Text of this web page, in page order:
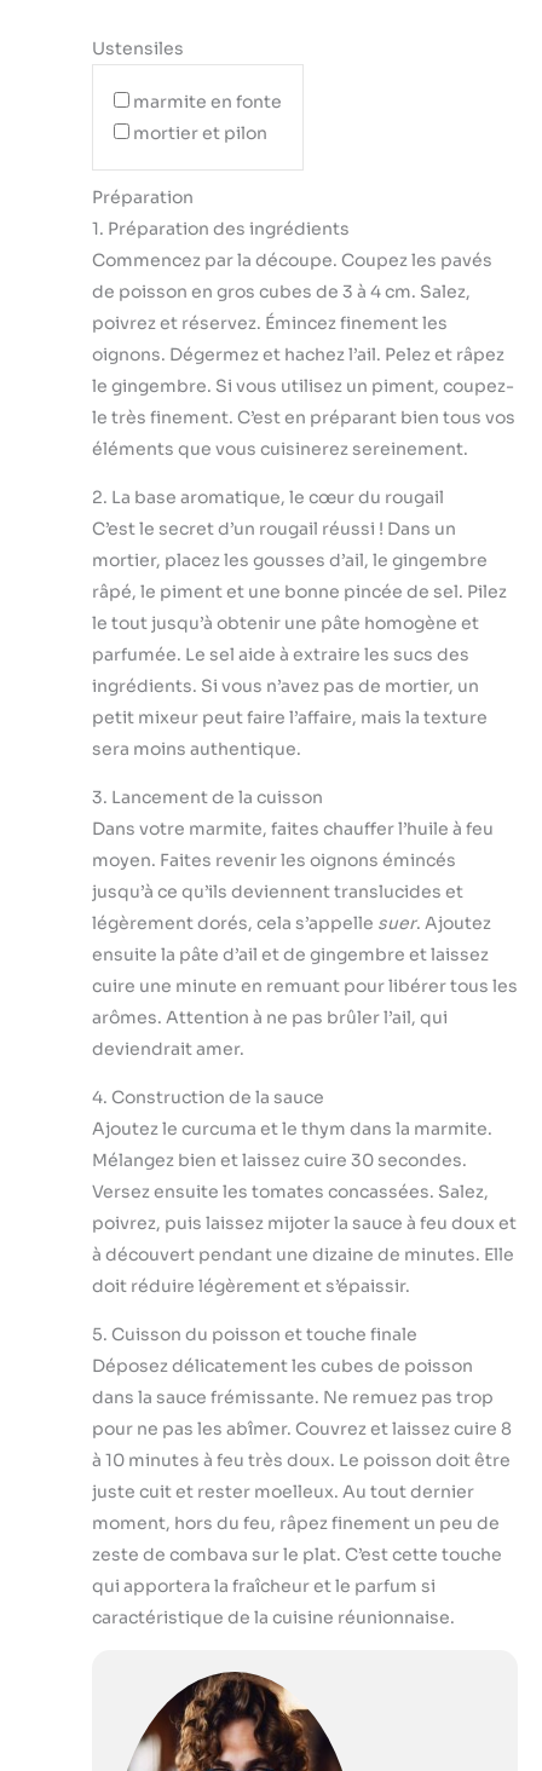
Ustensiles
marmite en fonte
mortier et pilon
Préparation
1. Préparation des ingrédients
Commencez par la découpe. Coupez les pavés
de poisson en gros cubes de 3 à 4 cm. Salez,
poivrez et réservez. Émincez finement les
oignons. Dégermez et hachez l’ail. Pelez et râpez
le gingembre. Si vous utilisez un piment, coupez-
le très finement. C’est en préparant bien tous vos
éléments que vous cuisinerez sereinement.
2. La base aromatique, le cœur du rougail
C’est le secret d’un rougail réussi ! Dans un
mortier, placez les gousses d’ail, le gingembre
râpé, le piment et une bonne pincée de sel. Pilez
le tout jusqu’à obtenir une pâte homogène et
parfumée. Le sel aide à extraire les sucs des
ingrédients. Si vous n’avez pas de mortier, un
petit mixeur peut faire l’affaire, mais la texture
sera moins authentique.
3. Lancement de la cuisson
Dans votre marmite, faites chauffer l’huile à feu
moyen. Faites revenir les oignons émincés
jusqu’à ce qu’ils deviennent translucides et
légèrement dorés, cela s’appelle suer. Ajoutez
ensuite la pâte d’ail et de gingembre et laissez
cuire une minute en remuant pour libérer tous les
arômes. Attention à ne pas brûler l’ail, qui
deviendrait amer.
4. Construction de la sauce
Ajoutez le curcuma et le thym dans la marmite.
Mélangez bien et laissez cuire 30 secondes.
Versez ensuite les tomates concassées. Salez,
poivrez, puis laissez mijoter la sauce à feu doux et
à découvert pendant une dizaine de minutes. Elle
doit réduire légèrement et s’épaissir.
5. Cuisson du poisson et touche finale
Déposez délicatement les cubes de poisson
dans la sauce frémissante. Ne remuez pas trop
pour ne pas les abîmer. Couvrez et laissez cuire 8
à 10 minutes à feu très doux. Le poisson doit être
juste cuit et rester moelleux. Au tout dernier
moment, hors du feu, râpez finement un peu de
zeste de combava sur le plat. C’est cette touche
qui apportera la fraîcheur et le parfum si
caractéristique de la cuisine réunionnaise.